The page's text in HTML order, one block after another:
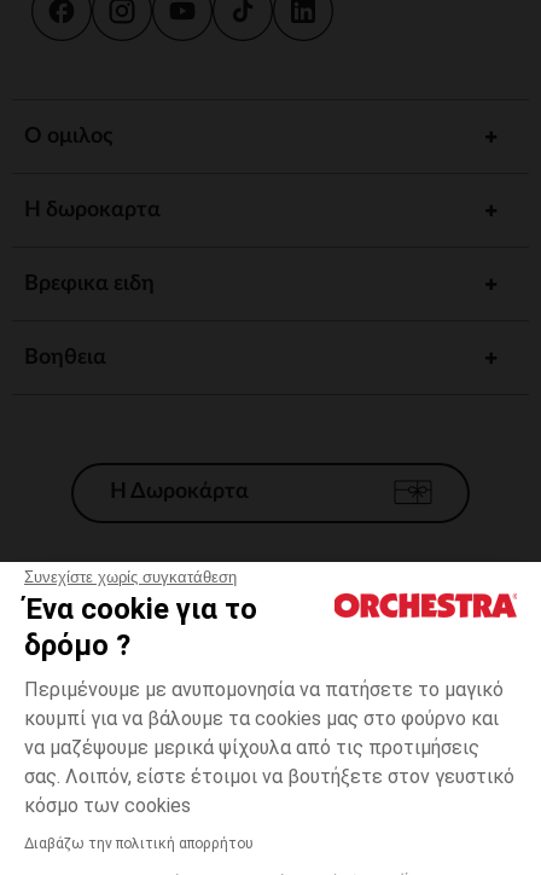
Συνεχίστε χωρίς συγκατάθεση
Ένα cookie για το
δρόμο ?
Περιμένουμε με ανυπομονησία να πατήσετε το μαγικό
κουμπί για να βάλουμε τα cookies μας στο φούρνο και
να μαζέψουμε μερικά ψίχουλα από τις προτιμήσεις
σας. Λοιπόν, είστε έτοιμοι να βουτήξετε στον γευστικό
κόσμο των cookies
Διαβάζω την πολιτική απορρήτου
Μπέζ
one
Δυνατότητα πληρωμής με
Ο ομιλος
Η δωροκαρτα
Βρεφικα ειδη
Βοηθεια
Η Δωροκάρτα
Γενικοί 'Οροι Πώλησης
*Εμπορικες προσφορες
Προσωπικά δεδομένα
Διαχείρηση των cookies
Προσβασιμότητα: μη συμμορφούμενη
H Orchestra συμμετέχει στον κωδικά δεοντολογίας και στο σύστημα
μεσολάβησης της Γαλλικής Ομοσπονδίας Ηλεκτρονικού Εμπορίου.